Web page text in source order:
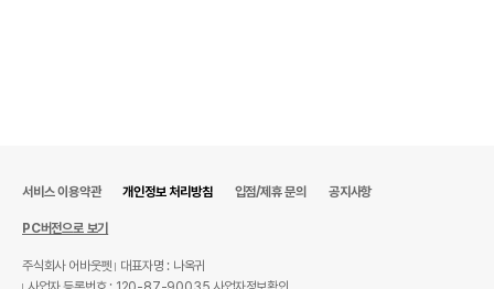
서비스 이용약관 개인정보 처리방침 입점/제휴 문의 공지사항
PC버전으로 보기
주식회사 어바웃펫
대표자명 : 나옥귀